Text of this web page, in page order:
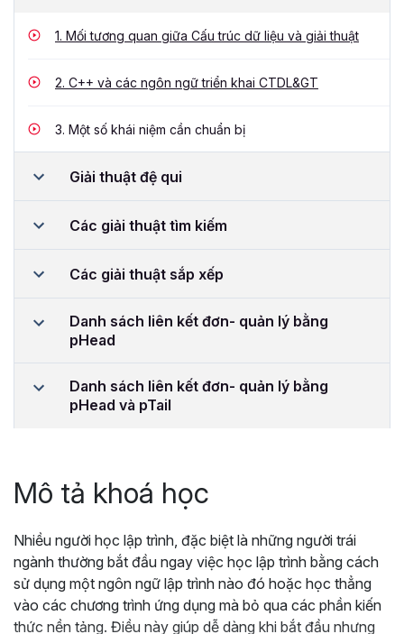
1. Mối tương quan giữa Cấu trúc dữ liệu và giải thuật
2. C++ và các ngôn ngữ triển khai CTDL&GT
3. Một số khái niệm cần chuẩn bị
Giải thuật đệ qui
Các giải thuật tìm kiếm
Các giải thuật sắp xếp
Danh sách liên kết đơn- quản lý bằng
pHead
Danh sách liên kết đơn- quản lý bằng
pHead và pTail
Mô tả khoá học
Nhiều người học lập trình, đặc biệt là những người trái
ngành thường bắt đầu ngay việc học lập trình bằng cách
sử dụng một ngôn ngữ lập trình nào đó hoặc học thẳng
vào các chương trình ứng dụng mà bỏ qua các phần kiến
thức nền tảng. Điều này giúp dễ dàng khi bắt đầu nhưng